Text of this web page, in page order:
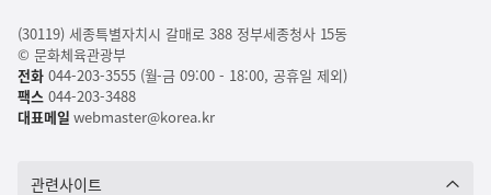
(30119) 세종특별자치시 갈매로 388 정부세종청사 15동
© 문화체육관광부
전화044-203-3555 (월-금 09:00 - 18:00, 공휴일 제외)
팩스 044-203-3488
대표메일 webmaster@korea.kr
관련사이트